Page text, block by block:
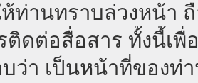
ท่านทราบล่วงหน้า
ติดต่อสื่อสาร ทั้งนี้เพื่
ว่า เป็นหน้าที่ของท่